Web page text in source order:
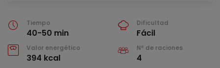
Tiempo
40-50 min
Dificultad
Fácil
Valor energético
394 kcal
Nº de raciones
4